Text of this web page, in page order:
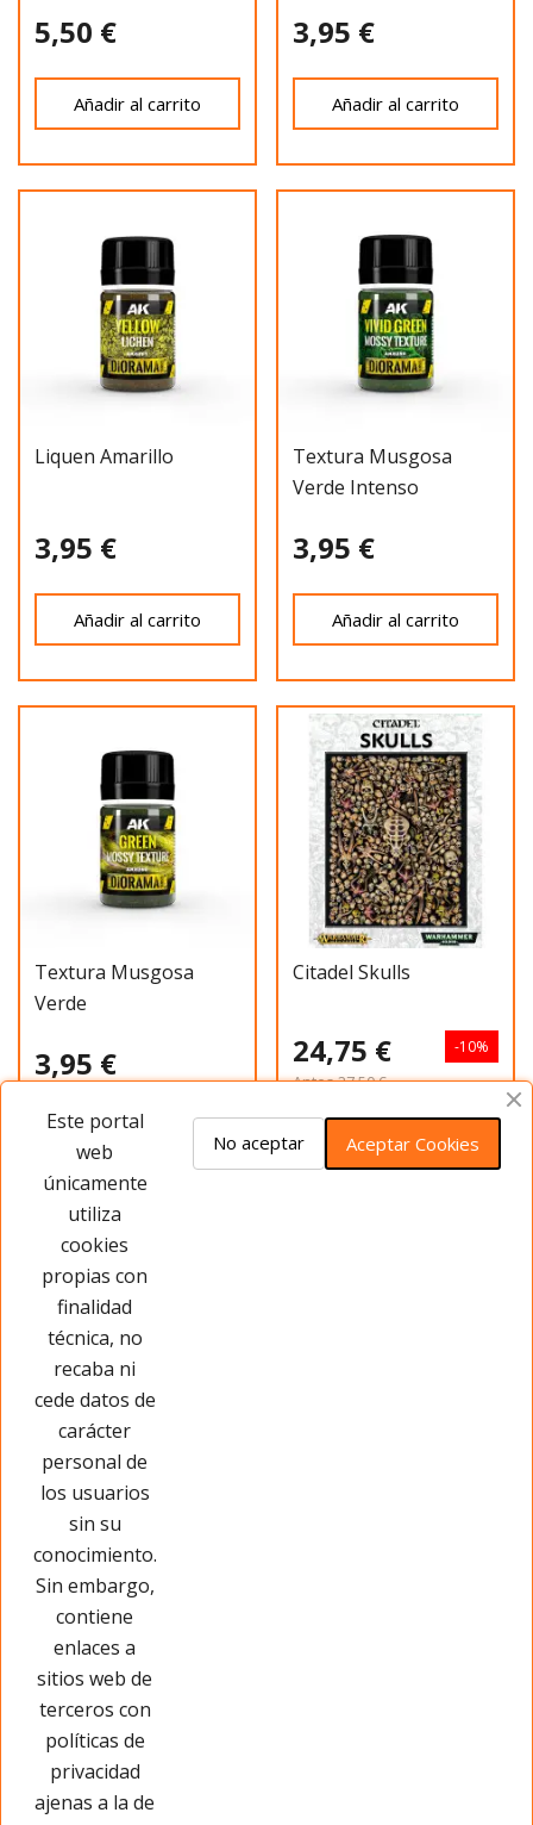
5,50 €
Añadir al carrito
3,95 €
Añadir al carrito
Liquen Amarillo
3,95 €
Añadir al carrito
Textura Musgosa
Verde Intenso
3,95 €
Añadir al carrito
Textura Musgosa
Verde
3,95 €
Añadir al carrito
Citadel Skulls
24,75 €
Antes27,50 €
-10%
Añadir al carrito
Páginas Legales
Este portal
web
únicamente
utiliza
cookies
propias con
finalidad
técnica, no
recaba ni
cede datos de
carácter
personal de
los usuarios
sin su
conocimiento.
Sin embargo,
contiene
enlaces a
sitios web de
terceros con
políticas de
privacidad
ajenas a la de
Aceptar Cookies
No aceptar